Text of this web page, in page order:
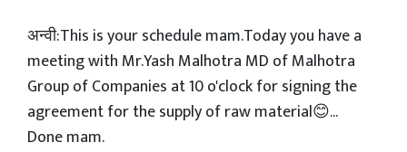
अन्वी:This is your schedule mam.Today you have a
meeting with Mr.Yash Malhotra MD of Malhotra
Group of Companies at 10 o'clock for signing the
agreement for the supply of raw material😊...
Done mam.